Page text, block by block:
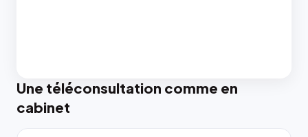
Une téléconsultation comme en
cabinet